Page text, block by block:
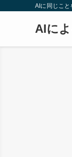
AIに同じこと
AIに